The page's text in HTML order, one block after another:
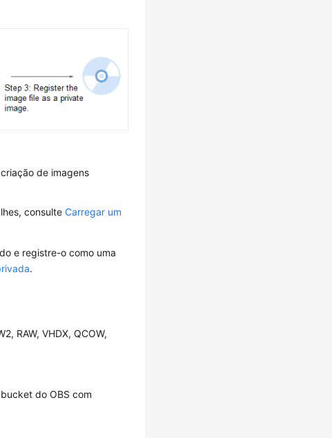
de imagens
consulteCarregar um
e registre-o como uma
.
RAW, VHDX, QCOW,
do OBS com